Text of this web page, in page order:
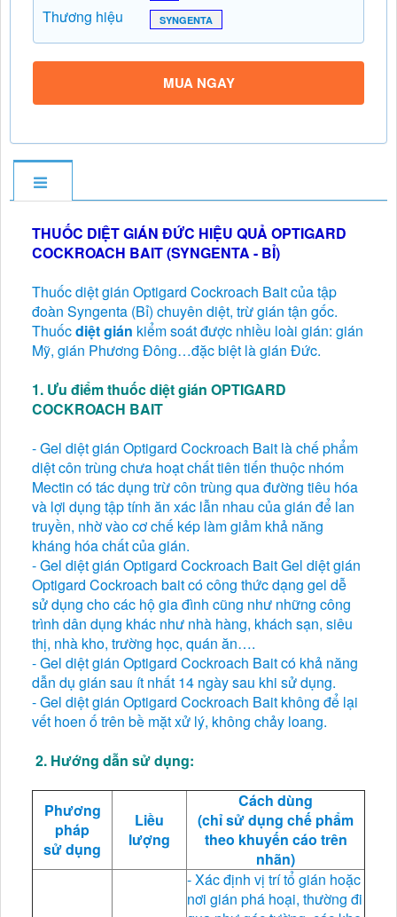
Thương hiệu SYNGENTA
MUA NGAY
THUỐC DIỆT GIÁN ĐỨC HIỆU QUẢ OPTIGARD
COCKROACH BAIT (SYNGENTA - BỈ)
Thuốc diệt gián Optigard Cockroach Bait của tập
đoàn Syngenta (Bỉ) chuyên diệt, trừ gián tận gốc.
Thuốcdiệt gián kiểm soát được nhiều loài gián: gián
Mỹ, gián Phương Đông…đặc biệt là gián Đức.
1. Ưu điểm thuốc diệt gián OPTIGARD
COCKROACH BAIT
- Gel diệt gián Optigard Cockroach Bait là chế phẩm
diệt côn trùng chưa hoạt chất tiên tiến thuộc nhóm
Mectin có tác dụng trừ côn trùng qua đường tiêu hóa
và lợi dụng tập tính ăn xác lẫn nhau của gián để lan
truyền, nhờ vào cơ chế kép làm giảm khả năng
kháng hóa chất của gián.
- Gel diệt gián Optigard Cockroach Bait Gel diệt gián
Optigard Cockroach bait có công thức dạng gel dễ
sử dụng cho các hộ gia đình cũng như những công
trình dân dụng khác như nhà hàng, khách sạn, siêu
thị, nhà kho, trường học, quán ăn….
- Gel diệt gián Optigard Cockroach Bait có khả năng
dẫn dụ gián sau ít nhất 14 ngày sau khi sử dụng.
- Gel diệt gián Optigard Cockroach Bait không để lại
vết hoen ố trên bề mặt xử lý, không chảy loang.
2. Hướng dẫn sử dụng:
Phương
pháp
sử dụng
Liều
lượng
Cách dùng
(chỉ sử dụng chế phẩm
theo khuyến cáo trên
nhãn)
- Xác định vị trí tổ gián hoặc
nơi gián phá hoại, thường đi